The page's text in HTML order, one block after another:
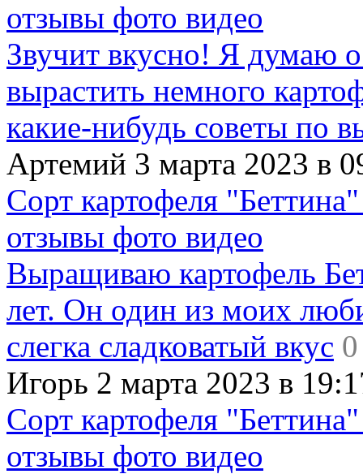
отзывы фото видео
Звучит вкусно! Я думаю
вырастить немного
какие-нибудь советы по
Артемий 3 марта 2023 в
Сорт картофеля
отзывы фото видео
Выращиваю картофель
лет. Он один из моих
слегка сладковатый вкус 0
Игорь 2 марта 2023 в
Сорт картофеля
отзывы фото видео